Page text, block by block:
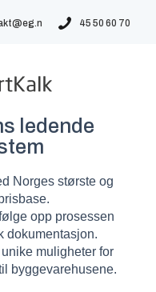
45 50 60 70
ledende
Norges største og
opp prosessen
dokumentasjon.
muligheter for
byggevarehusene.